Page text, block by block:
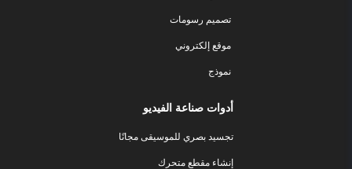
تصميم رسومات
موقع إلكتروني
نموذج
أدوات صناعة الفيديو
تجسيد بصري للموسيقى مجانًا
إنشاء مقطع متحرك